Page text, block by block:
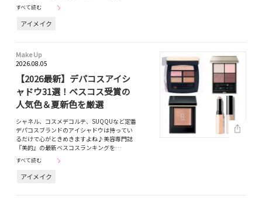
すべて読む
アイメイク
Make Up
2026.08.05
【2026最新】デパコスアイシ
ャドウ31選！ベスコス受賞の
人気色＆夏新色を厳選
シャネル、コスメデコルテ、SUQQUなど定番
デパコスブランドのアイシャドウは持ってい
るだけで心がときめきますよね♪美容専門誌
『美的』の最新ベスコスランキングを…
すべて読む
アイメイク